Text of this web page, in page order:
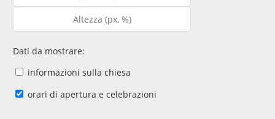
Dati da mostrare:
informazioni sulla chiesa
orari di apertura e celebrazioni